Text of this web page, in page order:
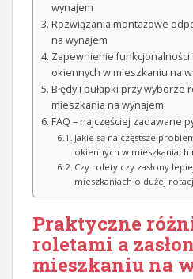
wynajem
Rozwiązania montażowe
na wynajem
Zapewnienie funkcjonalności
okiennych w mieszkaniu na
Błędy i pułapki przy wyborze
mieszkania na wynajem
FAQ – najczęściej zadawane
Jakie są najczęstsze
okiennych w mieszkaniach
Czy rolety czy zasłony
mieszkaniach o dużej
Praktyczne
roletami a
mieszkaniu na